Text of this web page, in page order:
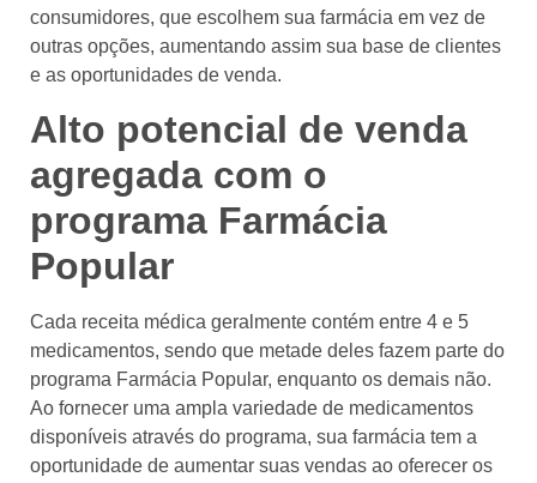
consumidores, que escolhem sua farmácia em vez de
outras opções, aumentando assim sua base de clientes
e as oportunidades de venda.
Alto potencial de venda
agregada com o
programa Farmácia
Popular
Cada receita médica geralmente contém entre 4 e 5
medicamentos, sendo que metade deles fazem parte do
programa Farmácia Popular, enquanto os demais não.
Ao fornecer uma ampla variedade de medicamentos
disponíveis através do programa, sua farmácia tem a
oportunidade de aumentar suas vendas ao oferecer os